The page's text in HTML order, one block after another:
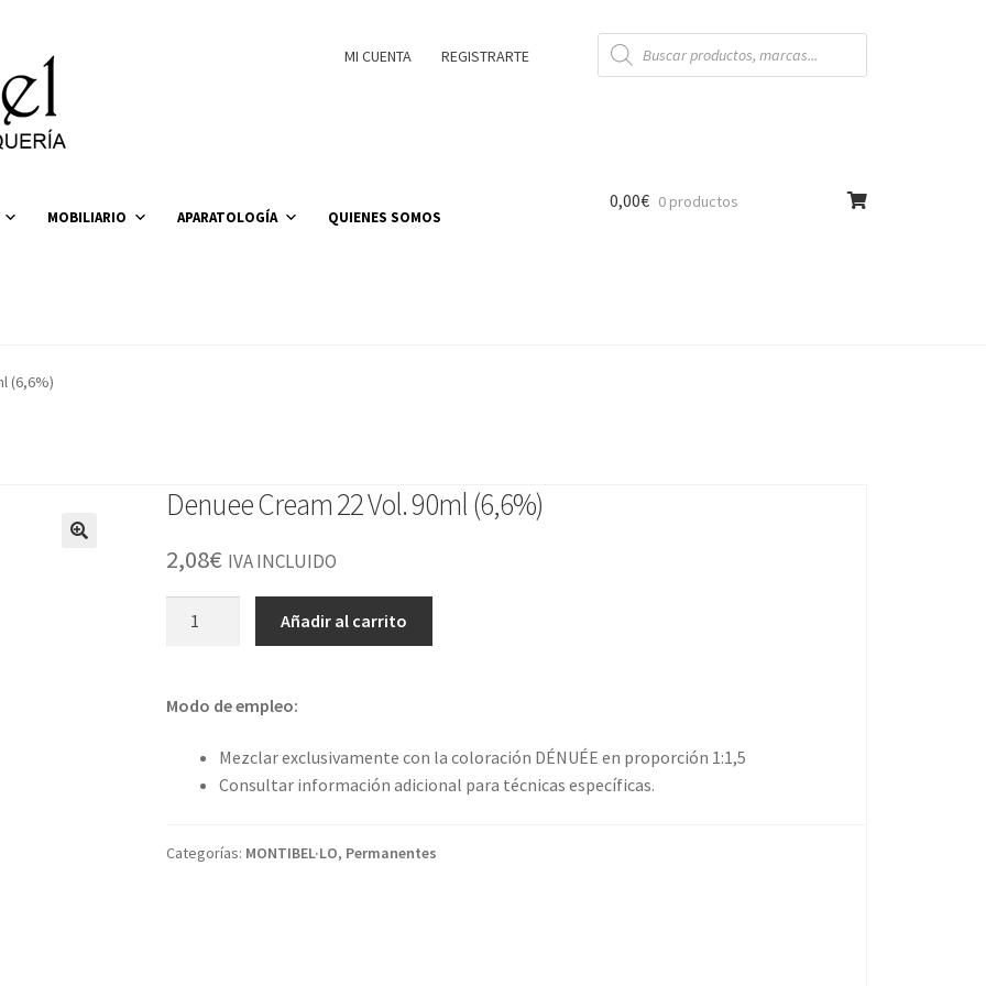
MI CUENTA REGISTRARTE
Búsqueda
de
productos
MOBILIARIO APARATOLOGÍA QUIENES SOMOS
0,00€ 0 productos
(6,6%)
Denuee Cream 22 Vol. 90ml (6,6%)
2,08€ IVA INCLUIDO
90ml
Añadir al carrito
Modo de empleo:
Mezclar exclusivamente con la coloración DÉNUÉE en proporción 1:1,5
Consultar información adicional para técnicas específicas.
Categorías: MONTIBEL·LO, Permanentes